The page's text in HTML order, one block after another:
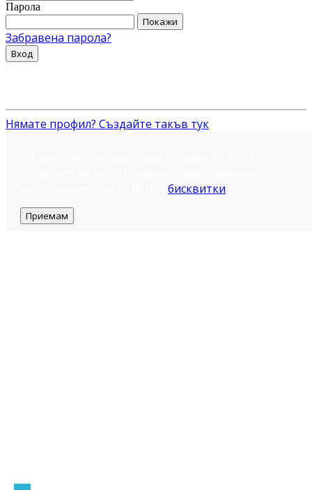
Парола
Покажи
Забравена парола?
Вход
Нямате профил? Създайте такъв тук
бисквитки
Приемам